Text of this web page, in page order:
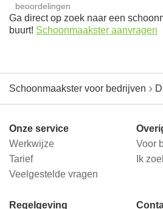
beoordelingen
Ga direct op zoek naar een
buurt! Schoonmaakster aanvragen
Schoonmaakster voor bedrijven
Onze service
Werkwijze
Tarief
Veelgestelde vragen
Voor
Ik
Regelgeving